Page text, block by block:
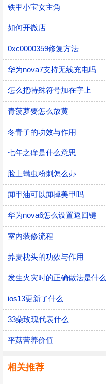
铁甲小宝女主角
如何开微店
0xc0000359修复方法
华为nova7支持无线充电吗
怎么把特殊符号加在字上
青菠萝要怎么放黄
冬青子的功效与作用
七年之痒是什么意思
脸上螨虫粉刺怎么办
卸甲油可以卸掉美甲吗
华为nova6怎么设置返回键
室内装修流程
荞麦枕头的功效与作用
发生火灾时的正确做法是什么
ios13更新了什么
33朵玫瑰代表什么
平菇营养价值
相关推荐